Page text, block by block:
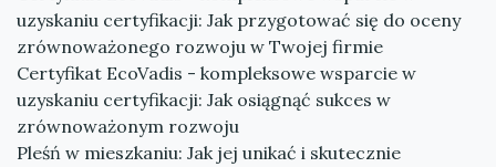
uzyskaniu certyfikacji: Jak przygotować się do oceny
zrównoważonego rozwoju w Twojej firmie
Certyfikat EcoVadis - kompleksowe wsparcie w
uzyskaniu certyfikacji: Jak osiągnąć sukces w
zrównoważonym rozwoju
Pleśń w mieszkaniu: Jak jej unikać i skutecznie